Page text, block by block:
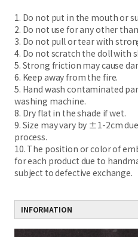
1. Do not put in the mouth or
2. Do not use for any other
3. Do not pull or tear with
4. Do not scratch the doll with
5. Strong friction may cause
6. Keep away from the fire.
5. Hand wash contaminated
washing machine.
8. Dry flat in the shade if wet.
9. Size may vary by ±1-2cm
process.
10. The position or color of
for each product due to
subject to defective exchange.
INFORMATION